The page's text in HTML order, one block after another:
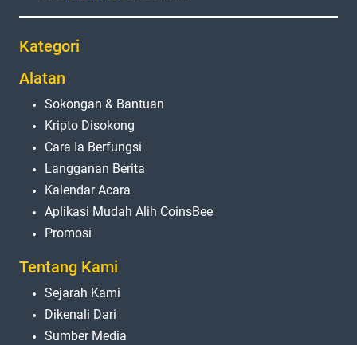
Kategori
Alatan
Sokongan & Bantuan
Kripto Disokong
Cara Ia Berfungsi
Langganan Berita
Kalendar Acara
Aplikasi Mudah Alih CoinsBee
Promosi
Tentang Kami
Sejarah Kami
Dikenali Dari
Sumber Media